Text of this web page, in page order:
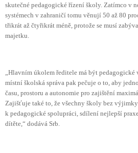
skutečné pedagogické řízení školy. Zatímco v
systémech v zahraničí tomu věnují 50 až 80
třikrát až čtyřikrát méně, protože se musí
majetku.
„Hlavním úkolem ředitele má být
místní školská správa pak pečuje o to, aby
času, prostoru a autonomie pro zajištění
Zajišťuje také to, že všechny školy bez
k pedagogické spolupráci, sdílení nejlepší
dítěte,“ dodává Srb.